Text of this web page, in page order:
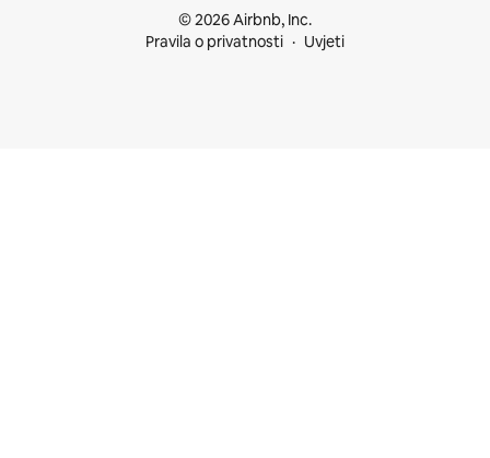
© 2026 Airbnb, Inc.
Pravila o privatnosti
Uvjeti